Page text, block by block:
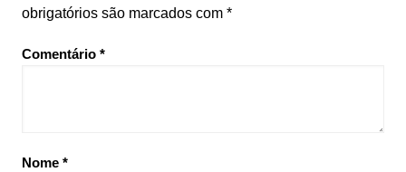
obrigatórios são marcados com *
Comentário *
Nome *